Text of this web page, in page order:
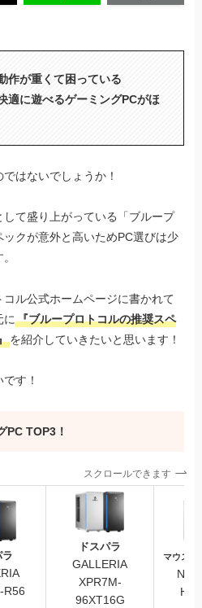
作が重くて困っている
適に遊べるゲーミングPCがほ
はないでしょうか！
て盛り上がっている「ブループ
クが意外と高いためPC選びは少
ル公式ホームページに書かれて
に『ブループロトコルの推奨スペ
を紹介していきたいと思います！
す！
PC TOP3！
スクロールできます
ラ
R56
ドスパラ
GALLERIA
XPR7M-
96XT16G
マウスコ